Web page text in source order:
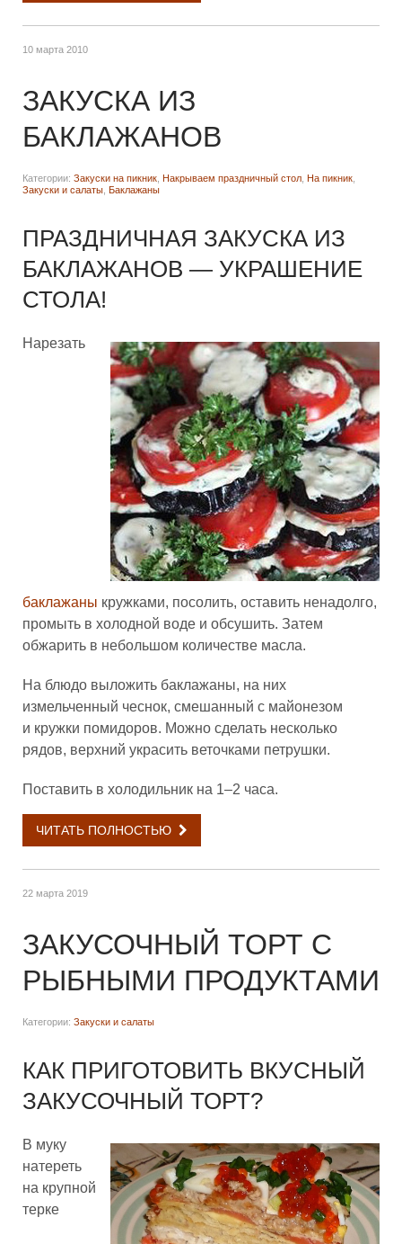
10 марта 2010
ЗАКУСКА ИЗ
БАКЛАЖАНОВ
Категории: Закуски на пикник Накрываем праздничный стол На пикник
Закуски и салаты Баклажаны
ПРАЗДНИЧНАЯ ЗАКУСКА ИЗ
БАКЛАЖАНОВ — УКРАШЕНИЕ
СТОЛА!
Нарезать
баклажаны кружками, посолить, оставить ненадолго,
промыть в холодной воде и обсушить. Затем
обжарить в небольшом количестве масла.
На блюдо выложить баклажаны, на них
измельченный чеснок, смешанный с майонезом
и кружки помидоров. Можно сделать несколько
рядов, верхний украсить веточками петрушки.
Поставить в холодильник на 1–2 часа.
ЧИТАТЬ ПОЛНОСТЬЮ
22 марта 2019
ЗАКУСОЧНЫЙ ТОРТ С
РЫБНЫМИ ПРОДУКТАМИ
Категории: Закуски и салаты
КАК ПРИГОТОВИТЬ ВКУСНЫЙ
ЗАКУСОЧНЫЙ ТОРТ?
В муку
натереть
на крупной
терке